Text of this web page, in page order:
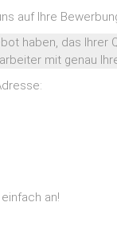
auf Ihre
haben, das
mit genau
an!